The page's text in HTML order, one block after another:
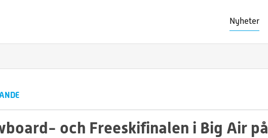
Nyheter
och Freeskifinalen i Big Air på